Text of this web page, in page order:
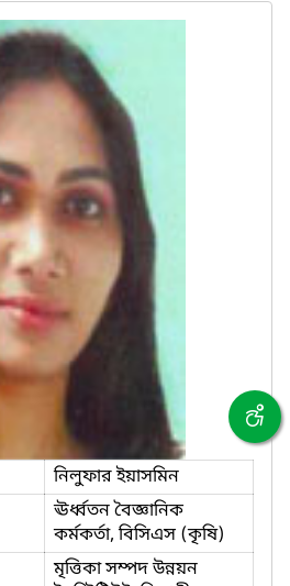
নিলুফার ইয়াসমিন
ঊর্ধ্বতন বৈজ্ঞানিক
কর্মকর্তা, বিসিএস (কৃষি)
মৃত্তিকা সম্পদ উন্নয়ন